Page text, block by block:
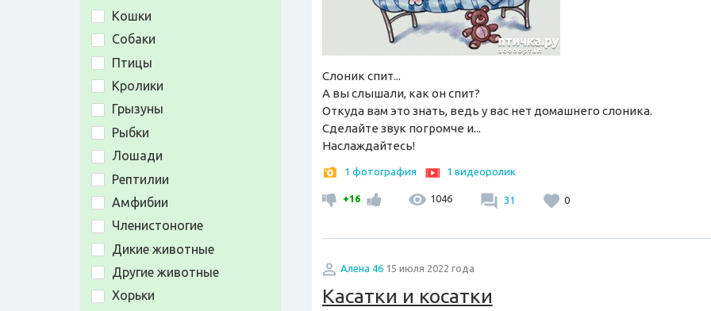
Кошки
Собаки
Птицы
Кролики
Грызуны
Рыбки
Лошади
Рептилии
Амфибии
Членистоногие
Дикие животные
Другие животные
Хорьки
Слоник спит...
А вы слышали, как он спит?
Откуда вам это знать, ведь у вас нет домашнего слоника.
Сделайте звук погромче и...
Наслаждайтесь!
1 фотография 1 видеоролик
+16 1046 31 0
Алена 4615 июля 2022 года
Касатки и косатки